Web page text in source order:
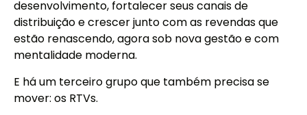
desenvolvimento, fortalecer seus canais de
distribuição e crescer junto com as revendas que
estão renascendo, agora sob nova gestão e com
mentalidade moderna.
E há um terceiro grupo que também precisa se
mover: os RTVs.